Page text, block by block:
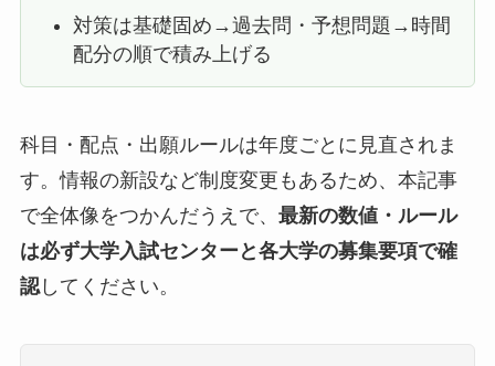
対策は基礎固め→過去問・予想問題→時間
配分の順で積み上げる
科目・配点・出願ルールは年度ごとに見直されま
す。情報の新設など制度変更もあるため、本記事
で全体像をつかんだうえで、 最新の数値・ルール
は必ず大学入試センターと各大学の募集要項で確
認してください。